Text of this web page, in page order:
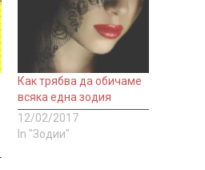
Как трябва да обичаме
всяка една зодия
12/02/2017
In "Зодии"